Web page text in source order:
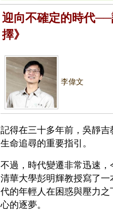
迎向不確定的時代
擇》
李偉文
記得在三十多年前，吳靜
生命追尋的重要指引。
不過，時代變遷非常迅速
清華大學彭明輝教授寫了
代的年輕人在困惑與壓力
心的逐夢。